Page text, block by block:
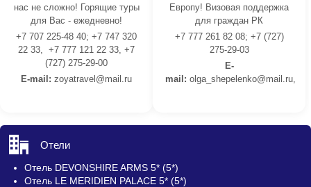
нас не сложно! Горящие туры
для Вас - ежедневно!
+7 707 225-48 40; +7 747 320
22 33, +7 777 121 22 33, +7
(727) 275-29-00
E-mail: zoyatravel@mail.ru
Европу! Визовая поддержка
для граждан РК
+7 777 261 82 08; +7 (727)
275-29-03
E-
mail: olga_shepelenko@mail.ru,
Отели
Отель DEVONSHIRE ARMS 5* (5*)
Отель LE MERIDIEN PALACE 5* (5*)